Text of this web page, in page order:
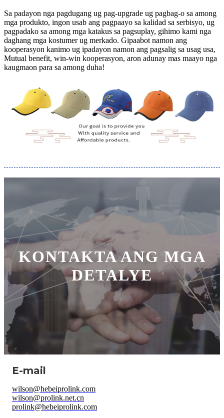
Sa padayon nga pagdugang ug pag-upgrade ug pagbag-o sa among
mga produkto, ingon usab ang pagpaayo sa kalidad sa serbisyo, ug
pagpadako sa among mga katakus sa pagsuplay, gihimo kami nga
daghang mga kostumer ug merkado. Gipaabot namon ang
kooperasyon kanimo ug ipadayon namon ang pagsalig sa usag usa,
Mutual benefit, win-win kooperasyon, aron adunay mas maayo nga
kaugmaon para sa among duha!
KONTAKTA ANG MGA
DETALYE
E-mail
wilson@hebeiprolink.com
wilson@prolink.net.cn
prolink@hebeiprolink.com